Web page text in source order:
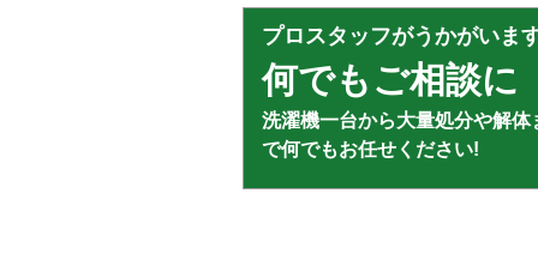
プロスタッフがうかがいま
何でもご相談に
洗濯機一台から大量処分や解体
で何でもお任せください!